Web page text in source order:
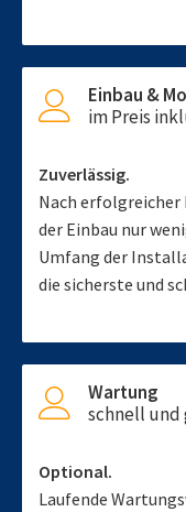
Einbau &
im Preis
Zuverlässig.
Nach erfolgreicher
der Einbau nur
Umfang der
die sicherste und
Wartung
schnell und
Optional.
Laufende